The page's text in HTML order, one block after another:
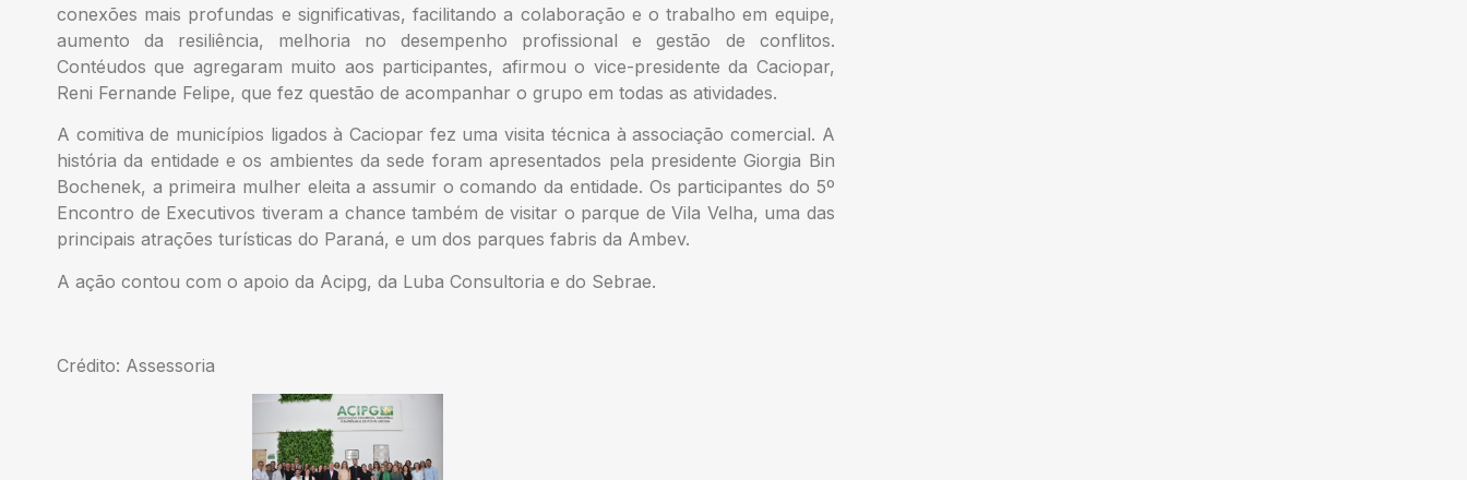
conexões mais profundas e significativas, facilitando a colaboração e o trabalho em equipe,
aumento da resiliência, melhoria no desempenho profissional e gestão de conflitos.
Contéudos que agregaram muito aos participantes, afirmou o vice-presidente da Caciopar,
Reni Fernande Felipe, que fez questão de acompanhar o grupo em todas as atividades.
A comitiva de municípios ligados à Caciopar fez uma visita técnica à associação comercial. A
história da entidade e os ambientes da sede foram apresentados pela presidente Giorgia Bin
Bochenek, a primeira mulher eleita a assumir o comando da entidade. Os participantes do 5º
Encontro de Executivos tiveram a chance também de visitar o parque de Vila Velha, uma das
principais atrações turísticas do Paraná, e um dos parques fabris da Ambev.
A ação contou com o apoio da Acipg, da Luba Consultoria e do Sebrae.
Crédito: Assessoria